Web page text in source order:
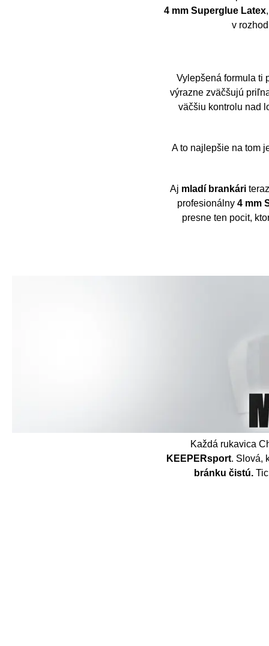
4 mm Superglue Latex
v
Vylepšená formula ti
výrazne zväčšujú
väčšiu kontrolu nad
A to najlepšie na tom
Aj mladí brankári
profesionálny 4 mm
presne ten pocit,
Každá rukavica
KEEPERsport. Slová,
bránku čistú.